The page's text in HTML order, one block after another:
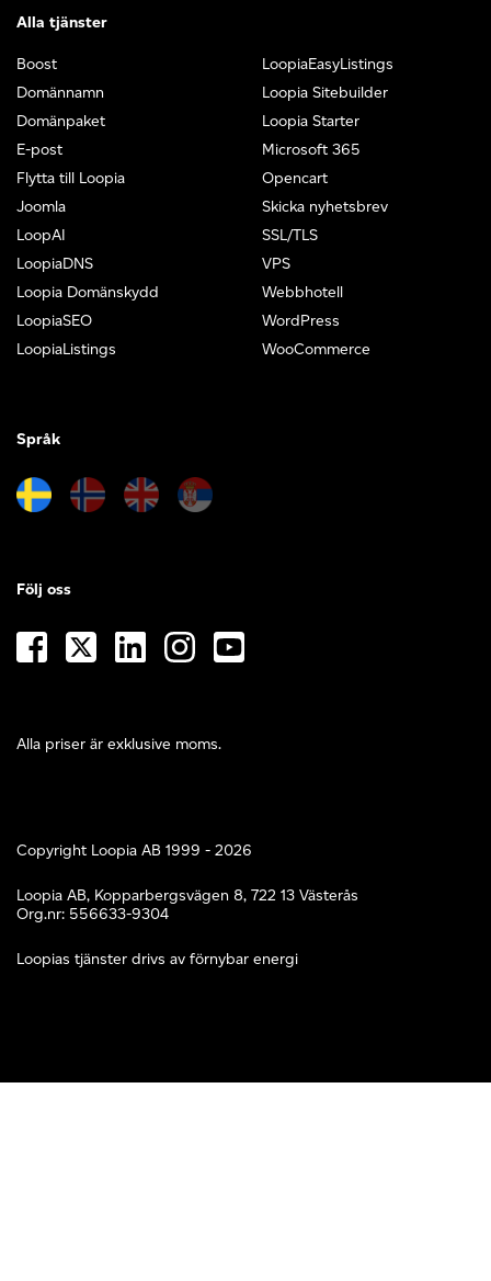
Alla tjänster
Boost
Domännamn
Domänpaket
E-post
Flytta till Loopia
Joomla
LoopAI
LoopiaDNS
Loopia Domänskydd
LoopiaSEO
LoopiaListings
LoopiaEasyListings
Loopia Sitebuilder
Loopia Starter
Microsoft 365
Opencart
Skicka nyhetsbrev
SSL/TLS
VPS
Webbhotell
WordPress
WooCommerce
Språk
Alla priser är exklusive moms.
Följ oss
Copyright Loopia AB 1999 - 2026
Loopia AB, Kopparbergsvägen 8, 722 13 Västerås
Org.nr: 556633-9304
Loopias tjänster drivs av förnybar energi